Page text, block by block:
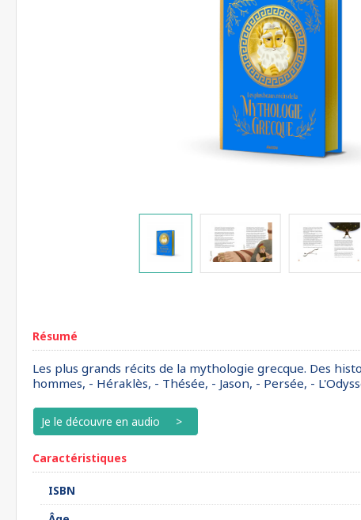
Résumé
Les plus grands récits de la mythologie grecque. Des
hommes, - Héraklès, - Thésée, - Jason, - Persée, -
Je le découvre en audio
Caractéristiques
ISBN